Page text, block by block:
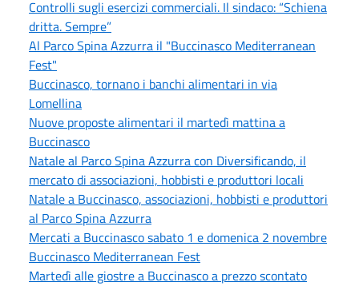
Controlli sugli esercizi commerciali. Il sindaco: “Schiena
dritta. Sempre”
Al Parco Spina Azzurra il "Buccinasco Mediterranean
Fest"
Buccinasco, tornano i banchi alimentari in via
Lomellina
Nuove proposte alimentari il martedì mattina a
Buccinasco
Natale al Parco Spina Azzurra con Diversificando, il
mercato di associazioni, hobbisti e produttori locali
Natale a Buccinasco, associazioni, hobbisti e produttori
al Parco Spina Azzurra
Mercati a Buccinasco sabato 1 e domenica 2 novembre
Buccinasco Mediterranean Fest
Martedì alle giostre a Buccinasco a prezzo scontato